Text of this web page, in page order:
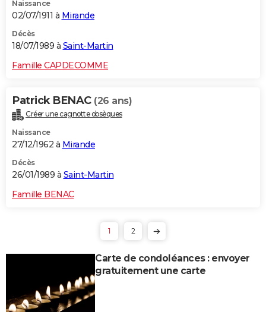
Naissance
02/07/1911 à Mirande
Décès
18/07/1989 à Saint-Martin
Famille CAPDECOMME
Patrick BENAC (26 ans)
Créer une cagnotte obsèques
Naissance
27/12/1962 à Mirande
Décès
26/01/1989 à Saint-Martin
Famille BENAC
1 2
Carte de condoléances : envoyer
gratuitement une carte